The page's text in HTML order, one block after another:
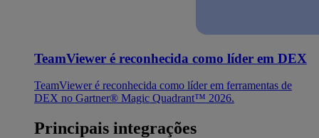
TeamViewer é reconhecida como líder em DEX
TeamViewer é reconhecida como líder em ferramentas de
DEX no Gartner® Magic Quadrant™ 2026.
Principais integrações